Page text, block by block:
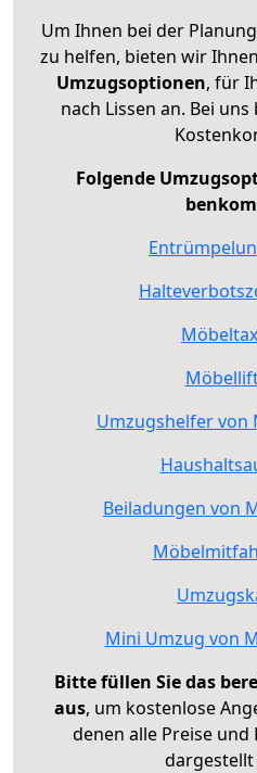
Um Ihnen bei der
zu helfen, bieten wir
Umzugsoptionen, für
nach Lissen an. Bei
Folgende
Umzugshelfer von
Beiladungen von
Mini Umzug von
Bitte füllen Sie das
aus, um kostenlose
denen alle Preise